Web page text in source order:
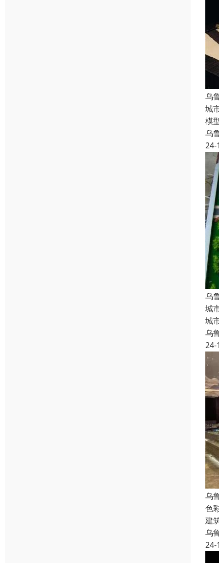
乌
城
模
乌
24-
乌
城
城
乌
24-
乌
色
建
乌
24-